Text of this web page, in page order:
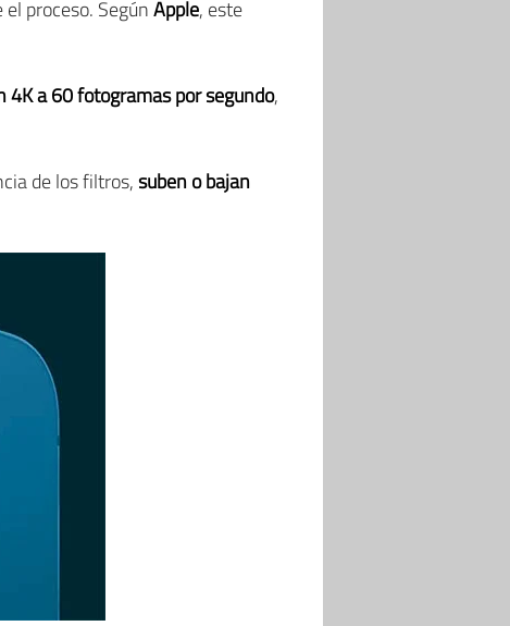
proceso. SegúnApple, este
4K a 60 fotogramas por segundo,
de los filtros,suben o bajan